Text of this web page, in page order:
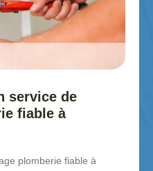
service de
fiable à
plomberie fiable à